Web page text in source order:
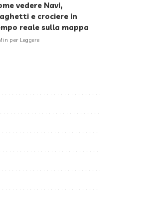
vedere Navi,
e crociere in
reale sulla mappa
per Leggere